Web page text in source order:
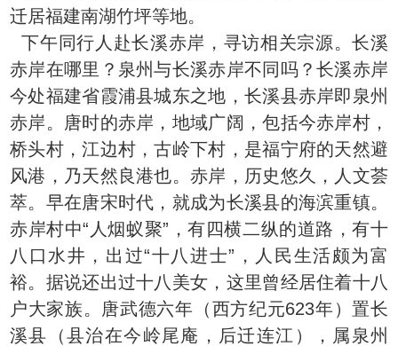
迁居福建南湖竹坪等地。
下午同行人赴长溪赤岸，寻访相关宗源。长溪
赤岸在哪里？泉州与长溪赤岸不同吗？长溪赤岸
今处福建省霞浦县城东之地，长溪县赤岸即泉州
赤岸。唐时的赤岸，地域广阔，包括今赤岸村，
桥头村，江边村，古岭下村，是福宁府的天然避
风港，乃天然良港也。赤岸，历史悠久，人文荟
萃。早在唐宋时代，就成为长溪县的海滨重镇。
赤岸村中“人烟蚁聚”，有四横二纵的道路，有十
八口水井，出过“十八进士”，人民生活颇为富
裕。据说还出过十八美女，这里曾经居住着十八
户大家族。唐武德六年（西方纪元623年）置长
溪县（县治在今岭尾庵，后迁连江），属泉州